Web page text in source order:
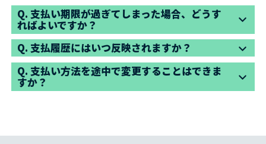
Q. 支払い期限が過ぎてしまった場合、どうす
ればよいですか？
Q. 支払履歴にはいつ反映されますか？
Q. 支払い方法を途中で変更することはできま
すか？